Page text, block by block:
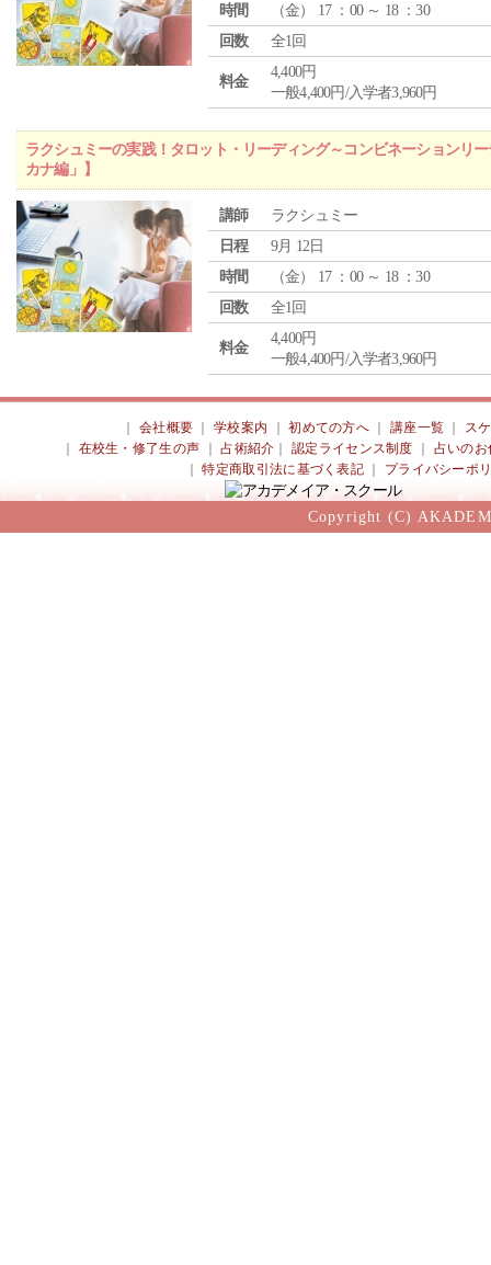
時間
（金） 17 ：00 ～ 18 ：30
回数
全1回
料金
4,400円
一般4,400円/入学者3,960円
ラクシュミーの実践！タロット・リーディング～コンビネーションリ
カナ編」】
講師
ラクシュミー
日程
9月 12日
時間
（金） 17 ：00 ～ 18 ：30
回数
全1回
料金
4,400円
一般4,400円/入学者3,960円
会社概要 ｜学校案内 ｜初めての方へ 講座一覧
ス
在校生・修了生の声 ｜占術紹介 ｜認定ライセンス制度
占いのお
｜特定商取引法に基づく表記 プライバシーポ
Copyright (C)